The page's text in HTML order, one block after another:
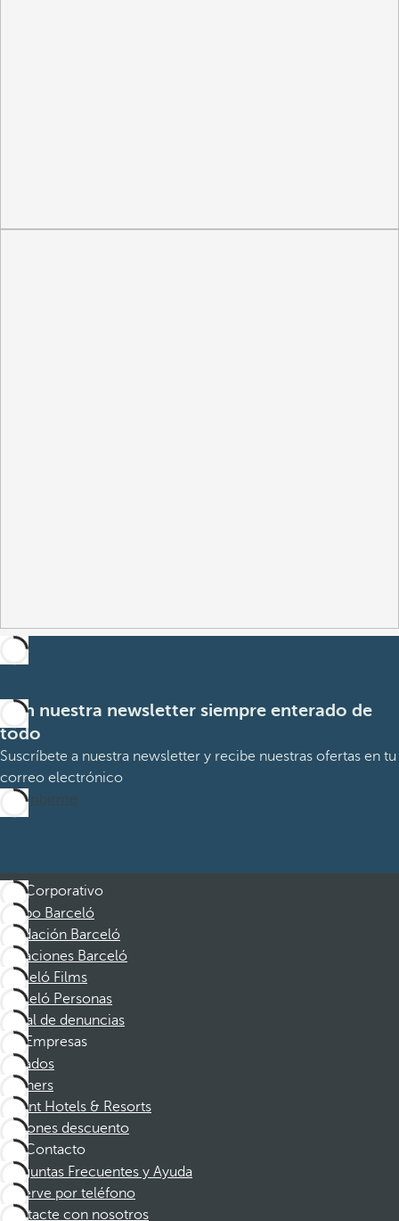
Con nuestra newsletter siempre enterado de
todo
Suscríbete a nuestra newsletter y recibe nuestras ofertas en tu
correo electrónico
Suscribirme
Corporativo
Grupo Barceló
Fundación Barceló
Vacaciones Barceló
Barceló Films
Barceló Personas
Canal de denuncias
Empresas
Afiliados
Partners
Dorint Hotels & Resorts
Cupones descuento
Contacto
Preguntas Frecuentes y Ayuda
Reserve por teléfono
Contacte con nosotros